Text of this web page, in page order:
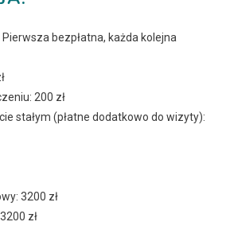
bezpłatna, każda kolejna
200 zł
stałym (płatne dodatkowo do wizyty):
3200 zł
zł